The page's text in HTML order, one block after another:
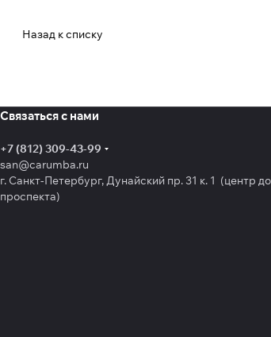
Назад к списку
Связаться с нами
+7 (812) 309-43-99
san@carumba.ru
г. Санкт-Петербург, Дунайский пр. 31 к. 1 (центр
проспекта)